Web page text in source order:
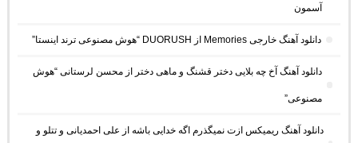
آسمون
دانلود آهنگ خارجی Memories از DUORUSH “هوش مصنوعی ترند اینستا”
دانلود آهنگ آخ چه بلایی دختر قشنگ و ماهی دختر از محسن لرستانی “هوش
مصنوعی”
دانلود آهنگ ریمیکس ازت نمیگذرم اگه خدایی باشه از علی احمدیانی و تتلو و